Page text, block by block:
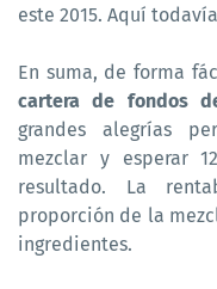
este 2015. Aquí
En suma, de forma
cartera de fondos
grandes alegrías
mezclar y esperar
resultado. La
proporción de la
ingredientes.